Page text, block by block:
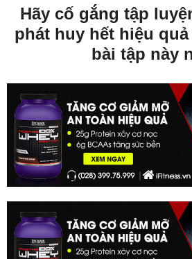
Hãy cố gắng tập
phát huy hết hiệu
bài tập này